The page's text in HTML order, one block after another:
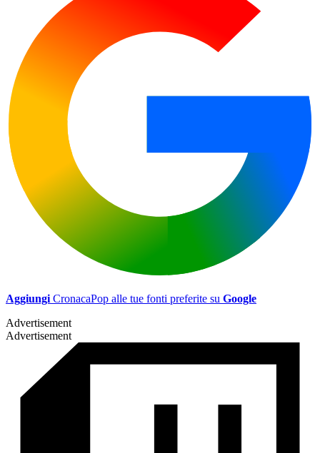
Aggiungi CronacaPop alle tue fonti preferite su Google
Advertisement
Advertisement